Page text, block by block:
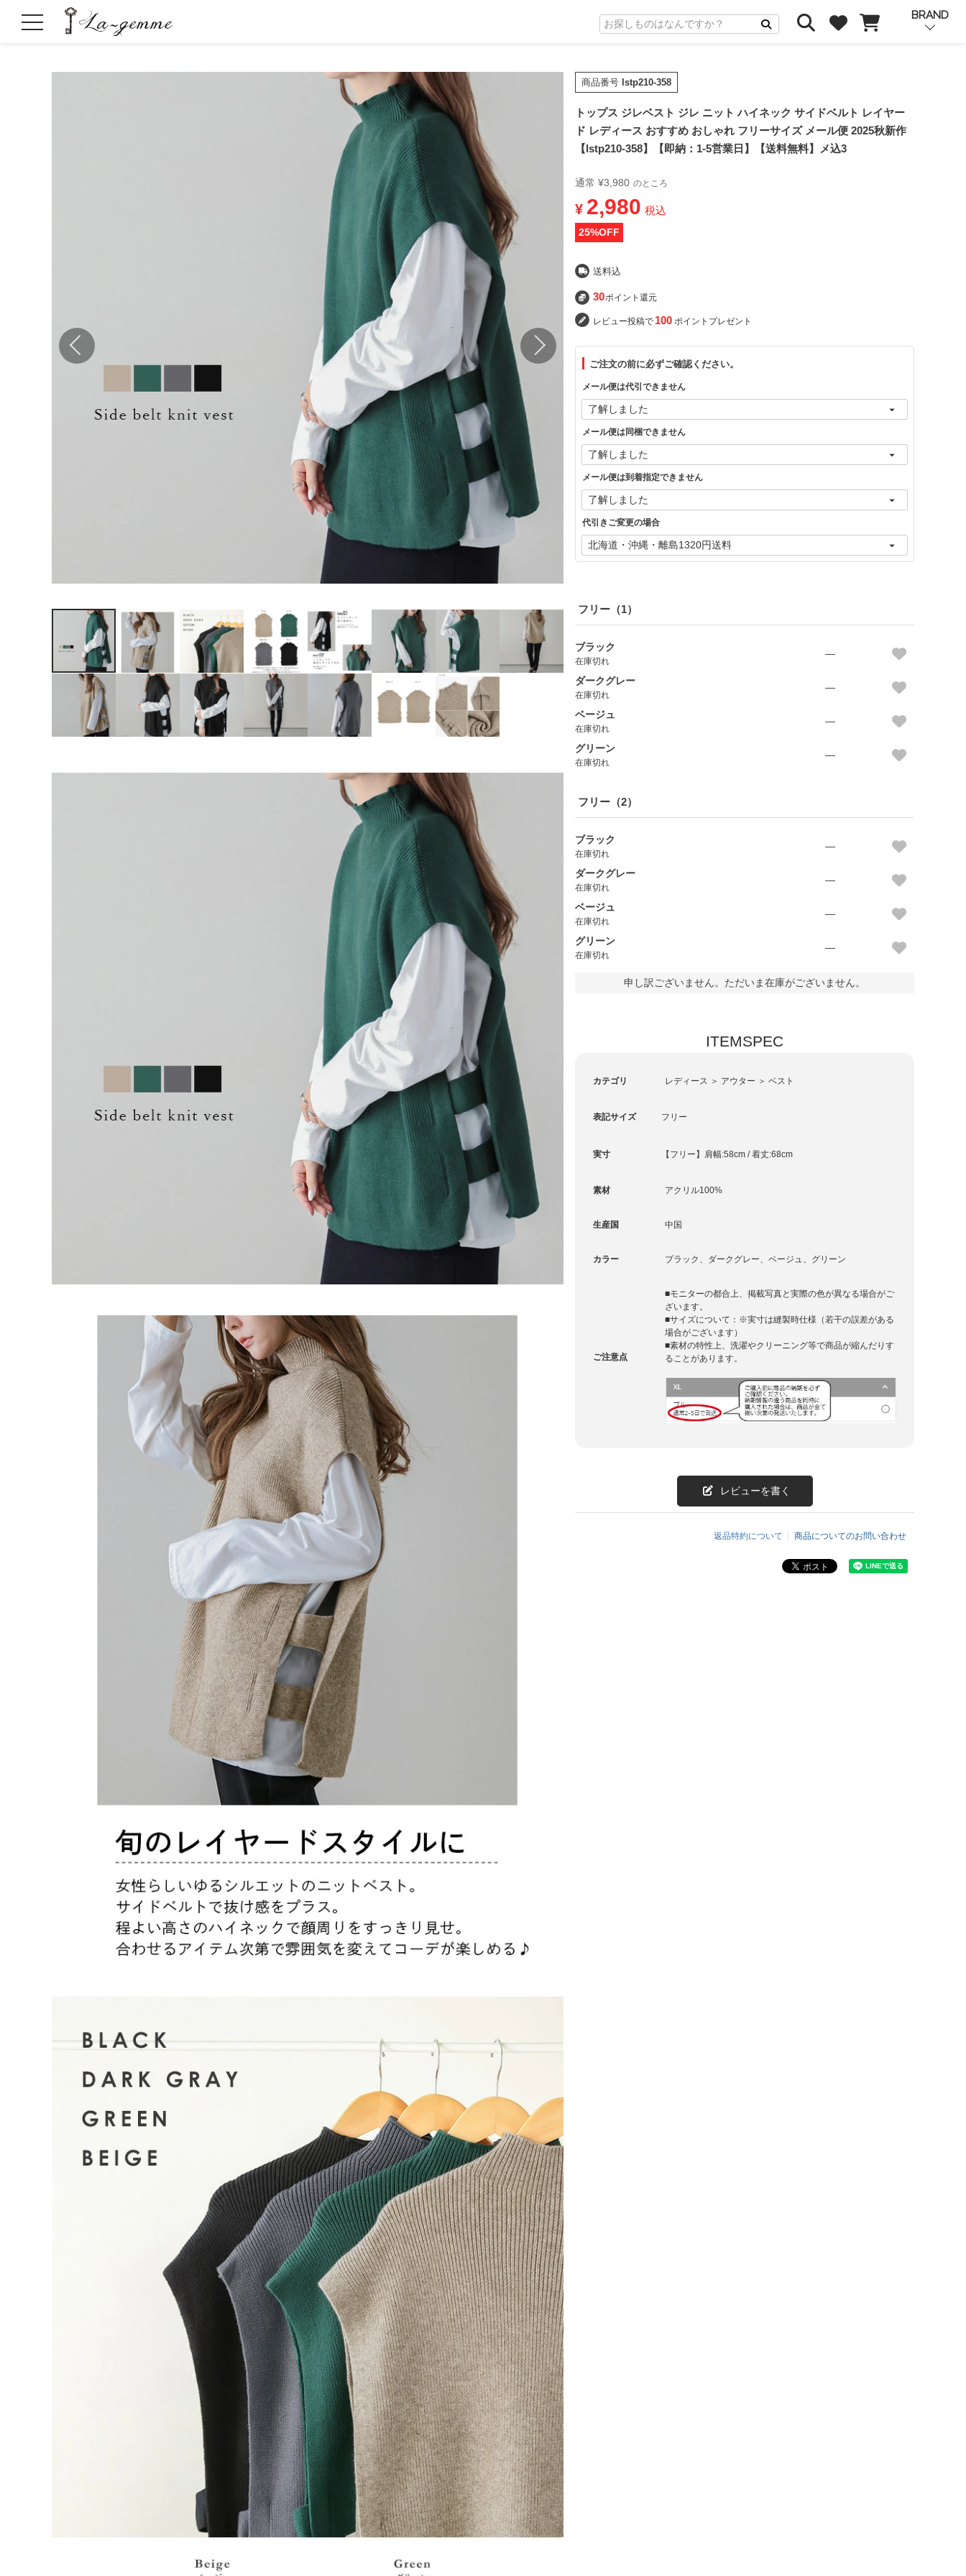
BRAND
商品番号 lstp210-358
トップス ジレベスト ジレ ニット ハイネック サイドベルト レイヤー
ド レディース おすすめ おしゃれ フリーサイズ メール便 2025秋新作
【lstp210-358】【即納：1-5営業日】【送料無料】メ込3
通常 ¥3,980 のところ
¥ 2,980 税込
25%OFF
送料込
30ポイント還元
レビュー投稿で 100 ポイントプレゼント
ご注文の前に必ずご確認ください。
メール便は代引できません
メール便は同梱できません
メール便は到着指定できません
代引きご変更の場合
フリー（1）
ブラック
在庫切れ
—
ダークグレー
在庫切れ
—
ベージュ
在庫切れ
—
グリーン
在庫切れ
—
フリー（2）
ブラック
在庫切れ
—
ダークグレー
在庫切れ
—
ベージュ
在庫切れ
—
グリーン
在庫切れ
—
申し訳ございません。ただいま在庫がございません。
ITEMSPEC
カテゴリ レディース ＞ アウター ＞ ベスト
表記サイズ フリー
実寸 【フリー】肩幅:58cm / 着丈:68cm
素材 アクリル100%
生産国 中国
カラー ブラック、ダークグレー、ベージュ、グリーン
ご注意点
■モニターの都合上、掲載写真と実際の色が異なる場合がご
ざいます。
■サイズについて：※実寸は縫製時仕様（若干の誤差がある
場合がございます）
■素材の特性上、洗濯やクリーニング等で商品が縮んだりす
ることがあります。
レビューを書く
返品特約について 商品についてのお問い合わせ
フリー（1）
ブラック
在庫切れ
ダークグレー
在庫切れ
ベージュ
在庫切れ
グリーン
在庫切れ
フリー（2）
ブラック
在庫切れ
ダークグレー
在庫切れ
ベージュ
在庫切れ
グリーン
在庫切れ